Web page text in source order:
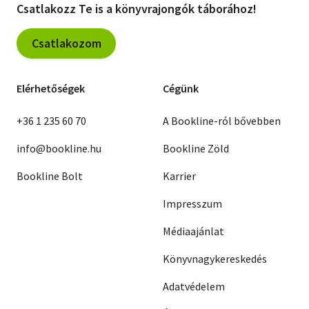
Csatlakozz Te is a könyvrajongók táborához!
Csatlakozom
Elérhetőségek
+36 1 235 60 70
info@bookline.hu
Bookline Bolt
Cégünk
A Bookline-ról bővebben
Bookline Zöld
Karrier
Impresszum
Médiaajánlat
Könyvnagykereskedés
Adatvédelem